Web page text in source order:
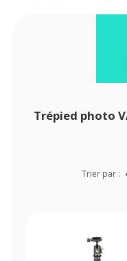
Trépied photo
Trier par :